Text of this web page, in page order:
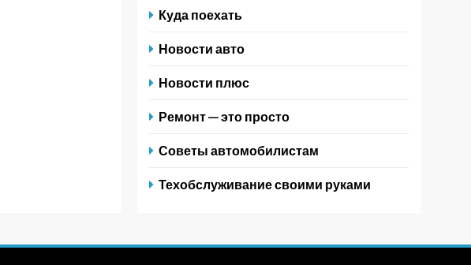
Куда поехать
Новости авто
Новости плюс
Ремонт — это просто
Советы автомобилистам
Техобслуживание своими руками